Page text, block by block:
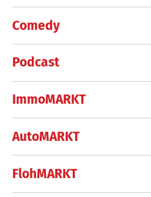
Comedy
Podcast
ImmoMARKT
AutoMARKT
FlohMARKT